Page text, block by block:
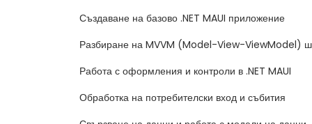
Създаване на базово .NET MAUI приложение
Разбиране на MVVM (Model-View-ViewModel)
Работа с оформления и контроли в .NET MAUI
Обработка на потребителски вход и събития